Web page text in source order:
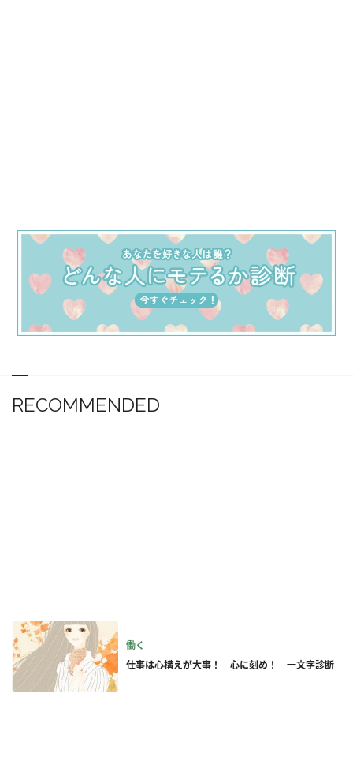
RECOMMENDED
働く
仕事は心構えが大事！ 心に刻め！ 一文字診断